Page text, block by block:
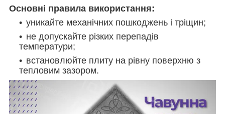
Основні правила використання:
уникайте механічних пошкоджень і тріщин;
не допускайте різких перепадів
температури;
встановлюйте плиту на рівну поверхню з
тепловим зазором.